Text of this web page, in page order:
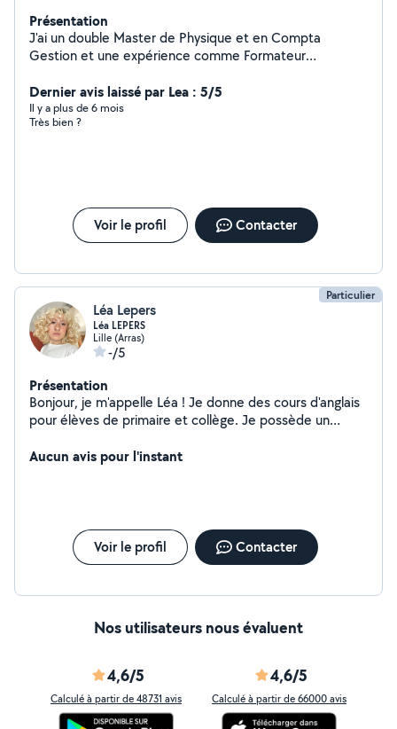
Présentation
J'ai un double Master de Physique et en Compta
Gestion et une expérience comme Formateur
Dernier avis laissé par Lea : 5/5
Il y a plus de 6 mois
Très bien ?
Voir le profil Contacter
Particulier
Léa Lepers
Léa LEPERS
Lille (Arras)
-/5
Présentation
Bonjour, je m'appelle Léa ! Je donne des cours d'anglais
pour élèves de primaire et collège. Je possède un
services de photographie et retouches, étant en études
Aucun avis pour l'instant
Voir le profil Contacter
Nos utilisateurs nous évaluent
4,6/5
Calculé à partir de 48731 avis
4,6/5
Calculé à partir de 66000 avis